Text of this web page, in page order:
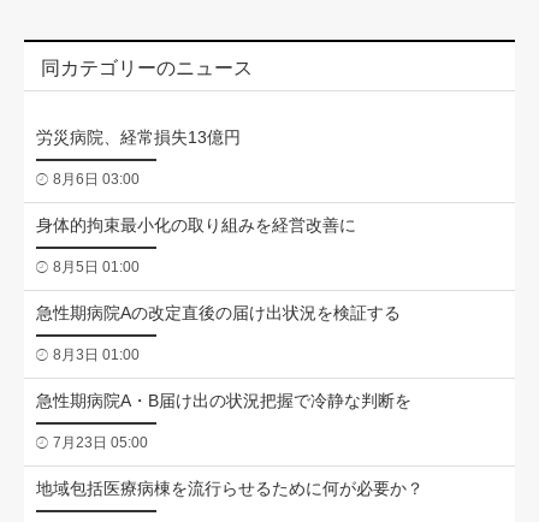
同カテゴリーのニュース
労災病院、経常損失13億円
8月6日 03:00
身体的拘束最小化の取り組みを経営改善に
8月5日 01:00
急性期病院Aの改定直後の届け出状況を検証する
8月3日 01:00
急性期病院A・B届け出の状況把握で冷静な判断を
7月23日 05:00
地域包括医療病棟を流行らせるために何が必要か？